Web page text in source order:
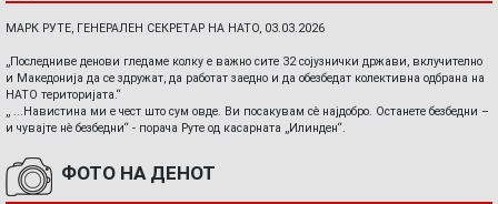
МАРК РУТЕ, ГЕНЕРАЛЕН СЕКРЕТАР НА НАТО, 03.03.2026
„Последниве денови гледаме колку е важно сите 32 сојузнички држави, вклучително
и Македонија да се здружат, да работат заедно и да обезбедат колективна одбрана на
НАТО територијата.“
„ ...Навистина ми е чест што сум овде. Ви посакувам сè најдобро. Останете безбедни –
и чувајте нè безбедни“ - порача Руте од касарната „Илинден“.
ФОТО НА ДЕНОТ